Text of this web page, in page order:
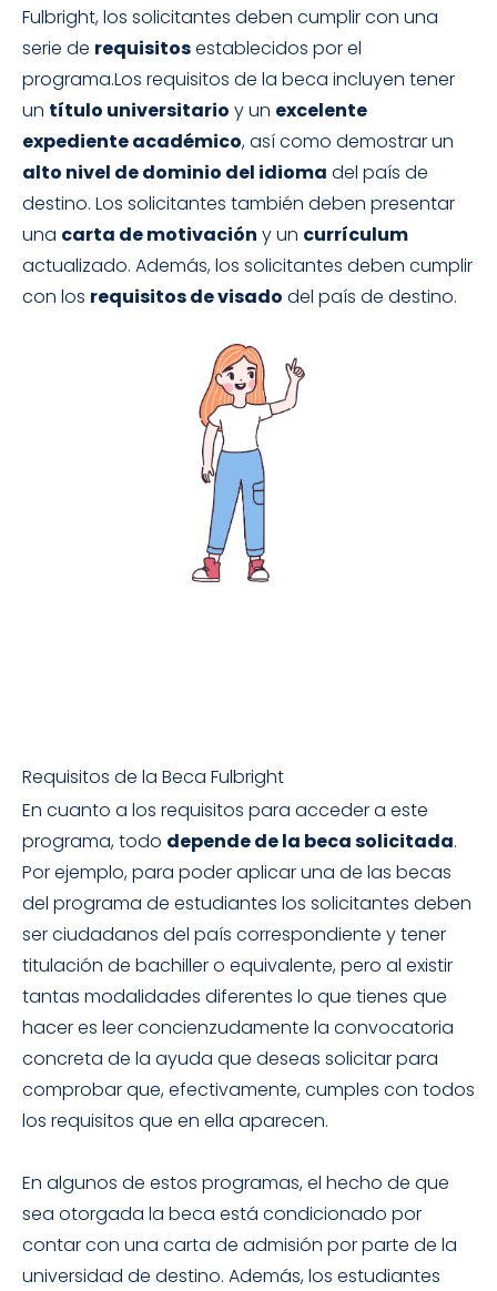
Fulbright, los solicitantes deben cumplir con una
serie de requisitosestablecidos por el
programa.Los requisitos de la beca incluyen tener
un título universitario y un excelente
expediente académico, así como demostrar un
alto nivel de dominio del idioma del país de
destino. Los solicitantes también deben presentar
una carta de motivación y un currículum
actualizado. Además, los solicitantes deben cumplir
con los requisitos de visado del país de destino.
Requisitos de la Beca Fulbright
En cuanto a los requisitos para acceder a este
programa, todo depende de la beca solicitada.
Por ejemplo, para poder aplicar una de las becas
del programa de estudiantes los solicitantes deben
ser ciudadanos del país correspondiente y tener
titulación de bachiller o equivalente, pero al existir
tantas modalidades diferentes lo que tienes que
hacer es leer concienzudamente la convocatoria
concreta de la ayuda que deseas solicitar para
comprobar que, efectivamente, cumples con todos
los requisitos que en ella aparecen.
En algunos de estos programas, el hecho de que
sea otorgada la beca está condicionado por
contar con una carta de admisión por parte de la
universidad de destino. Además, los estudiantes